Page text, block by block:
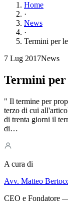
Home
·
News
·
Termini per
7 Lug 2017News
Termini per
" Il termine per
terzo di cui
di trenta giorni il
di…
A cura di
Avv. Matteo
CEO e Fondatore